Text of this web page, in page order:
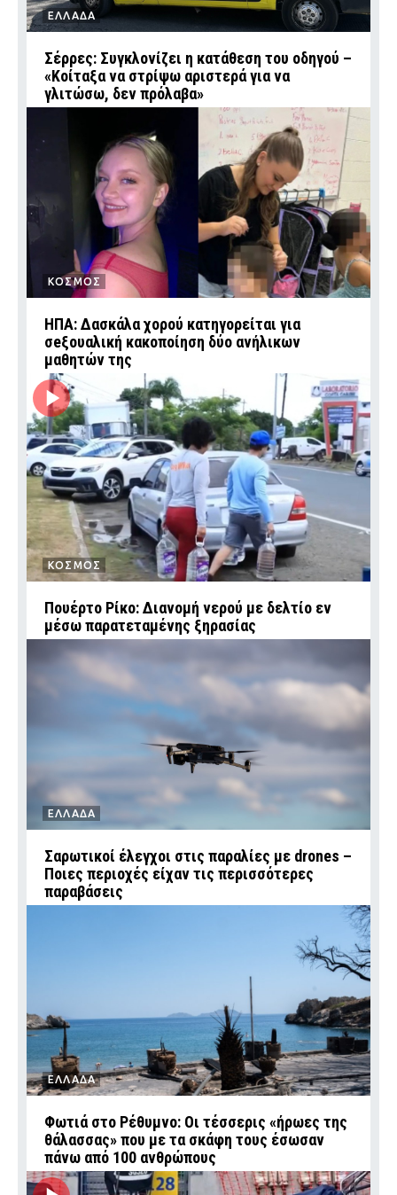
ΕΛΛΑΔΑ
Σέρρες: Συγκλονίζει η κατάθεση του οδηγού –
«Κοίταξα να στρίψω αριστερά για να
γλιτώσω, δεν πρόλαβα»
ΚΟΣΜΟΣ
ΗΠΑ: Δασκάλα χορού κατηγορείται για
σeξουαλική κακοποίηση δύο ανήλικων
μαθητών της
ΚΟΣΜΟΣ
Πουέρτο Ρίκο: Διανομή νερού με δελτίο εν
μέσω παρατεταμένης ξηρασίας
ΕΛΛΑΔΑ
Σαρωτικοί έλεγχοι στις παραλίες με drones –
Ποιες περιοχές είχαν τις περισσότερες
παραβάσεις
ΕΛΛΑΔΑ
Φωτιά στο Ρέθυμνο: Οι τέσσερις «ήρωες της
θάλασσας» που με τα σκάφη τους έσωσαν
πάνω από 100 ανθρώπους